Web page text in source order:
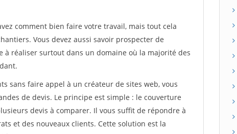
comment bien faire votre travail, mais tout cela
Vous devez aussi savoir prospecter de
à réaliser surtout dans un domaine où la majorité des
sans faire appel à un créateur de sites web, vous
de devis. Le principe est simple : le couverture
devis à comparer. Il vous suffit de répondre à
et des nouveaux clients. Cette solution est la